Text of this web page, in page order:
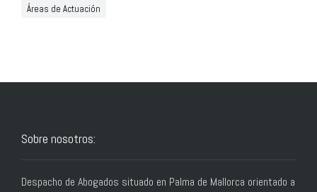
Áreas de Actuación
Sobre nosotros:
Despacho de Abogados situado en Palma de Mallorca orientado a